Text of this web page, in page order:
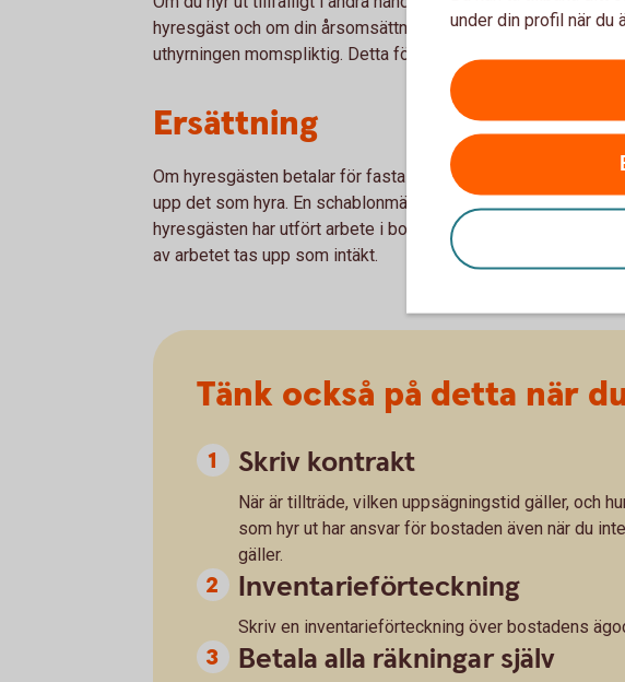
hyresgäst och om din årsomsättning är högre än 120 000
uthyrningen momspliktig. Detta för att verksamheten då
Ersättning
Om hyresgästen betalar för fasta utgifter denne har, som till
upp det som hyra. En schablonmässig ersättning ska
hyresgästen har utfört arbete i bostaden, som att tapetsera
av arbetet tas upp som intäkt.
Tänk också på detta när
Skriv kontrakt
När är tillträde, vilken uppsägningstid gäller, och
som hyr ut har ansvar för bostaden även när du
gäller.
Inventarieförteckning
Skriv en inventarieförteckning över bostadens
Betala alla räkningar själv
under din profil när du